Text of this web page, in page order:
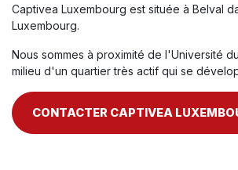
Captivea Luxembourg est située à Belval
Luxembourg.
Nous sommes à proximité de l'Université
milieu d'un quartier très actif qui se
CONTACTER CAPTIVEA